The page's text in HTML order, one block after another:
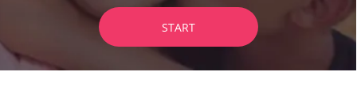
START